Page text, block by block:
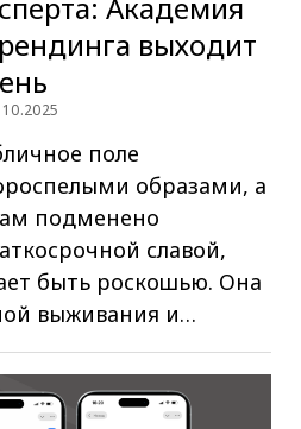
Академия
выходит
поле
образами, а
подменено
славой,
быть роскошью. Она
выживания и…